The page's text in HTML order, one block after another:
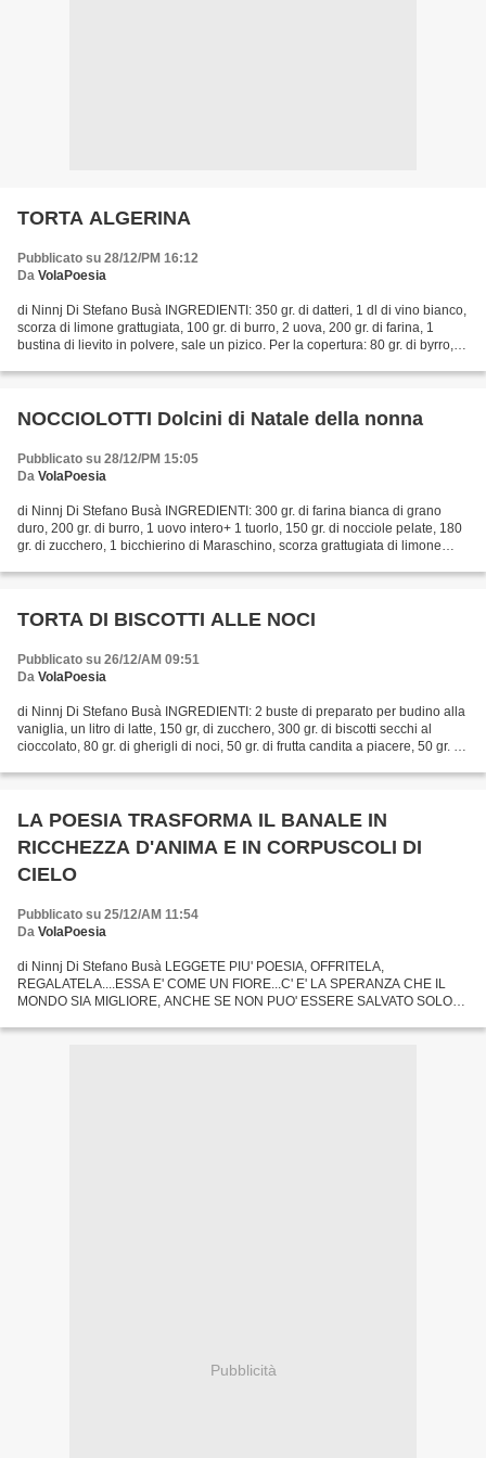
TORTA ALGERINA
Pubblicato su 28/12/PM 16:12
Da VolaPoesia
di Ninnj Di Stefano Busà INGREDIENTI: 350 gr. di datteri, 1 dl di vino bianco,
scorza di limone grattugiata, 100 gr. di burro, 2 uova, 200 gr. di farina, 1
bustina di lievito in polvere, sale un pizico. Per la copertura: 80 gr. di byrro,
NOCCIOLOTTI Dolcini di Natale della nonna
Pubblicato su 28/12/PM 15:05
Da VolaPoesia
di Ninnj Di Stefano Busà INGREDIENTI: 300 gr. di farina bianca di grano
duro, 200 gr. di burro, 1 uovo intero+ 1 tuorlo, 150 gr. di nocciole pelate, 180
gr. di zucchero, 1 bicchierino di Maraschino, scorza grattugiata di limone
TORTA DI BISCOTTI ALLE NOCI
Pubblicato su 26/12/AM 09:51
Da VolaPoesia
di Ninnj Di Stefano Busà INGREDIENTI: 2 buste di preparato per budino alla
vaniglia, un litro di latte, 150 gr, di zucchero, 300 gr. di biscotti secchi al
cioccolato, 80 gr. di gherigli di noci, 50 gr. di frutta candita a piacere, 50 gr. di
LA POESIA TRASFORMA IL BANALE IN
RICCHEZZA D'ANIMA E IN CORPUSCOLI DI
CIELO
Pubblicato su 25/12/AM 11:54
Da VolaPoesia
di Ninnj Di Stefano Busà LEGGETE PIU' POESIA, OFFRITELA,
REGALATELA....ESSA E' COME UN FIORE...C' E' LA SPERANZA CHE IL
MONDO SIA MIGLIORE, ANCHE SE NON PUO' ESSERE SALVATO SOLO
TUTTE LE SUE...
Pubblicità